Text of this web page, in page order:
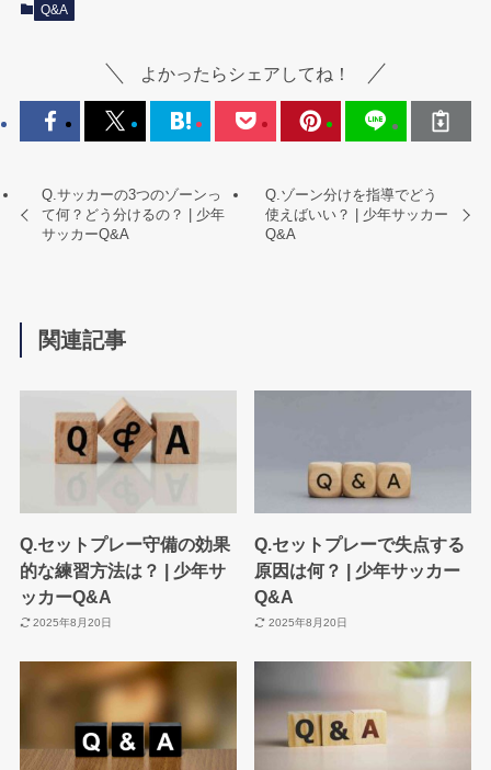
Q&A
よかったらシェアしてね！
Q.サッカーの3つのゾーンっ
て何？どう分けるの？ | 少年
サッカーQ&A
Q.ゾーン分けを指導でどう
使えばいい？ | 少年サッカー
Q&A
関連記事
Q.セットプレー守備の効果
的な練習方法は？ | 少年サ
ッカーQ&A
2025年8月20日
Q.セットプレーで失点する
原因は何？ | 少年サッカー
Q&A
2025年8月20日